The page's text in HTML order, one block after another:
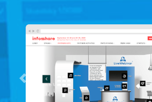
Previous